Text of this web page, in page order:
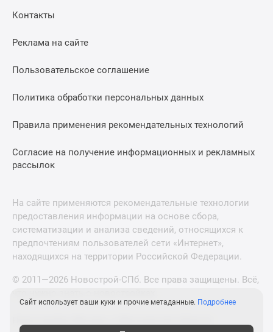
Контакты
Реклама на сайте
Пользовательское соглашение
Политика обработки персональных данных
Правила применения рекомендательных технологий
Согласие на получение информационных и рекламных
рассылок
На сайте применяются рекомендательные технологии
предоставления информации на основе сбора,
систематизации и анализа сведений, относящихся к
предпочтениям пользователей сети «Интернет»,
находящихся на территории Российской Федерации.
© 2011—2026 Новострой-СПб. Все права защищены. Всё,
Сайт использует ваши куки и прочие метаданные. Подробнее